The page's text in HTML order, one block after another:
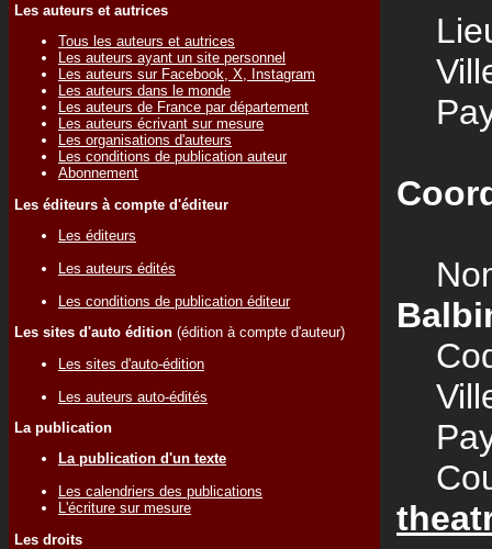
Les auteurs et autrices
Tous les auteurs et autrices
Les auteurs ayant un site personnel
Les auteurs sur Facebook, X, Instagram
Les auteurs dans le monde
Les auteurs de France par département
Les auteurs écrivant sur mesure
Les organisations d'auteurs
Les conditions de publication auteur
Abonnement
Les éditeurs à compte d'éditeur
Les éditeurs
Les auteurs édités
Les conditions de publication éditeur
Les sites d'auto édition (édition à compte d'auteur)
Les sites d'auto-édition
Les auteurs auto-édités
La publication
La publication d'un texte
Les calendriers des publications
L'écriture sur mesure
Les droits